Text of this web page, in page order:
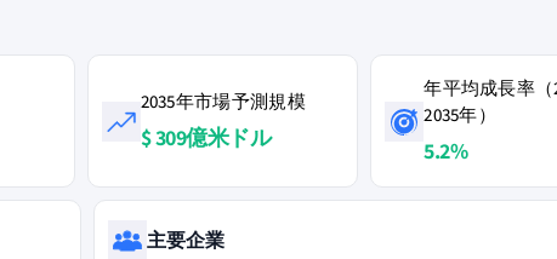
2035年市場予測規模
$ 309億米ドル
年平均成長率（
2035年）
5.2%
主要企業